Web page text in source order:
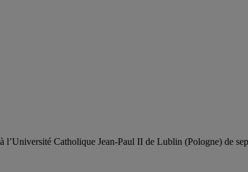
Catholique Jean-Paul II de Lublin (Pologne) de